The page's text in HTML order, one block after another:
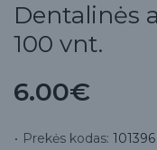
Dentalinės
100 vnt.
6.00€
Prekės kodas: 101396